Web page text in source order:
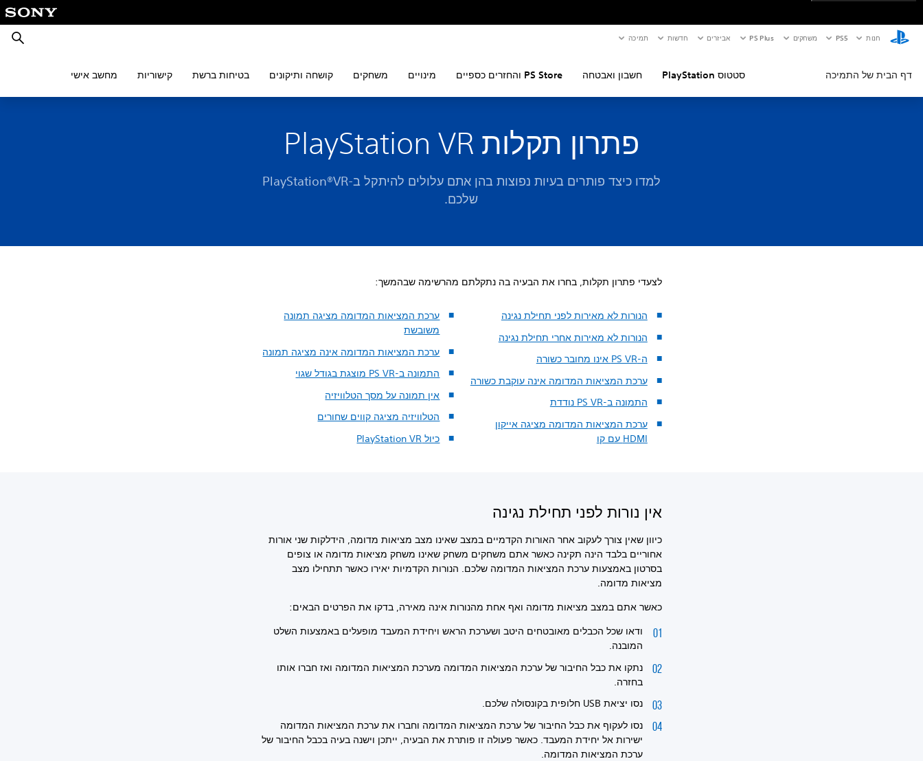
חנות PS5‏ משחקים PS Plus אביזרים חדשות תמיכה
חיפוש
דף הבית של התמיכה סטטוס PlayStation חשבון ואבטחה PS Store והחזרים כספיים מינויים משחקים קושחה ותיקונים בטיחות ברשת קישוריות מחשב אישי
פתרון תקלות PlayStation VR
למדו כיצד פותרים בעיות נפוצות בהן אתם עלולים להיתקל ב-PlayStation®VR
שלכם.
לצעדי פתרון תקלות, בחרו את הבעיה בה נתקלתם מהרשימה שבהמשך:
הנורות לא מאירות לפני תחילת נגינה
הנורות לא מאירות אחרי תחילת נגינה
ה-PS VR אינו מחובר כשורה
ערכת המציאות המדומה אינה עוקבת כשורה
התמונה ב-PS VR נודדת
ערכת המציאות המדומה מציגה אייקון
HDMI עם קו
ערכת המציאות המדומה מציגה תמונה
משובשת
ערכת המציאות המדומה אינה מציגה תמונה
התמונה ב-PS VR‏ מוצגת בגודל שגוי
אין תמונה על מסך הטלוויזיה
הטלוויזיה מציגה קווים שחורים
כיול PlayStation VR
אין נורות לפני תחילת נגינה
כיוון שאין צורך לעקוב אחר האורות הקדמיים במצב שאינו מצב מציאות מדומה, הידלקות שני אורות
אחוריים בלבד הינה תקינה כאשר אתם משחקים משחק שאינו משחק מציאות מדומה או צופים
בסרטון באמצעות ערכת המציאות המדומה שלכם. הנורות הקדמיות יאירו כאשר תתחילו מצב
מציאות מדומה.
כאשר אתם במצב מציאות מדומה ואף אחת מהנורות אינה מאירה, בדקו את הפרטים הבאים:
ודאו שכל הכבלים מאובטחים היטב ושערכת הראש ויחידת המעבד מופעלים באמצעות השלט
המובנה.
נתקו את כבל החיבור של ערכת המציאות המדומה מערכת המציאות המדומה ואז חברו אותו
בחזרה.
נסו יציאת USB חלופית בקונסולה שלכם.
נסו לעקוף את כבל החיבור של ערכת המציאות המדומה וחברו את ערכת המציאות המדומה
ישירות אל יחידת המעבד. כאשר פעולה זו פותרת את הבעיה, ייתכן וישנה בעיה בכבל החיבור של
ערכת המציאות המדומה.